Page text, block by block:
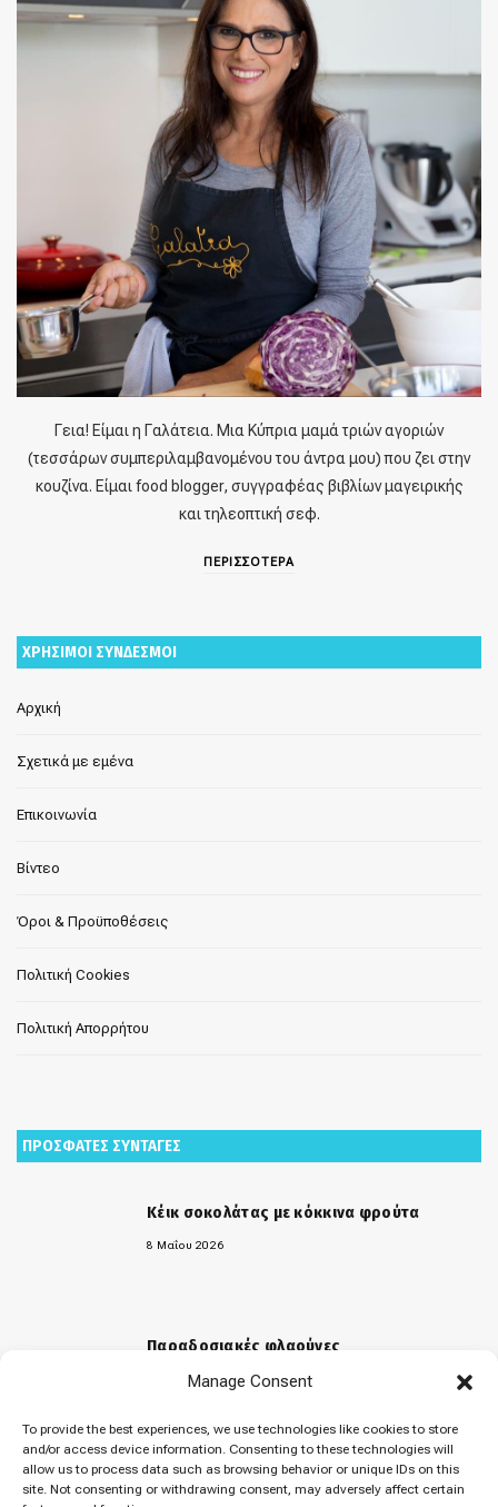
Manage Consent
To provide the best experiences, we use technologies like cookies to store
and/or access device information. Consenting to these technologies will
allow us to process data such as browsing behavior or unique IDs on this
site. Not consenting or withdrawing consent, may adversely affect certain
Γεια! Είμαι η Γαλάτεια. Μια Κύπρια μαμά τριών αγοριών
(τεσσάρων συμπεριλαμβανομένου του άντρα μου) που ζει στην
κουζίνα. Είμαι food blogger, συγγραφέας βιβλίων μαγειρικής
και τηλεοπτική σεφ.
ΠΕΡΙΣΣΟΤΕΡΑ
ΧΡΗΣΙΜΟΙ ΣΥΝΔΕΣΜΟΙ
Αρχική
Σχετικά με εμένα
Επικοινωνία
Βίντεο
Όροι & Προϋποθέσεις
Πολιτική Cookies
Πολιτική Απορρήτου
ΠΡΟΣΦΑΤΕΣ ΣΥΝΤΑΓΕΣ
Κέικ σοκολάτας με κόκκινα φρούτα
8 Μαΐου 2026
Παραδοσιακές φλαούνες
31 Μαρτίου 2026
«Μελομακάρονα»